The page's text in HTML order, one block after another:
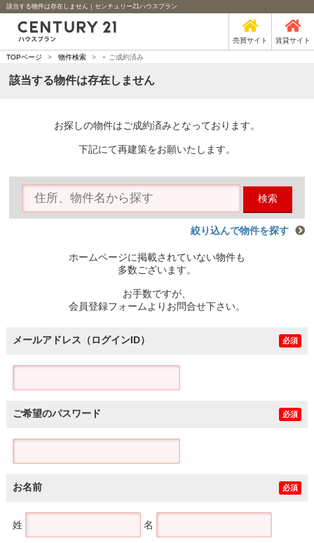
該当する物件は存在しません｜センチュリー21ハウスプラン
売買サイト 賃貸サイト
TOPページ > 物件検索 > - ご成約済み
該当する物件は存在しません
お探しの物件はご成約済みとなっております。
下記にて再建策をお願いたします。
検索
絞り込んで物件を探す
ホームページに掲載されていない物件も
多数ございます。
お手数ですが、
会員登録フォームよりお問合せ下さい。
メールアドレス（ログインID） 必須
ご希望のパスワード 必須
お名前 必須
姓 名